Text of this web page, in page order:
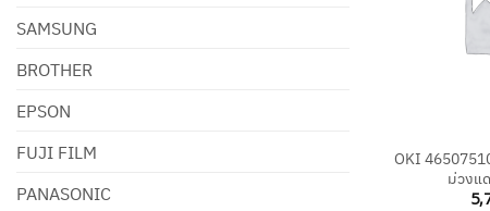
SAMSUNG
BROTHER
EPSON
FUJI FILM
PANASONIC
OKI
ม่วงแ